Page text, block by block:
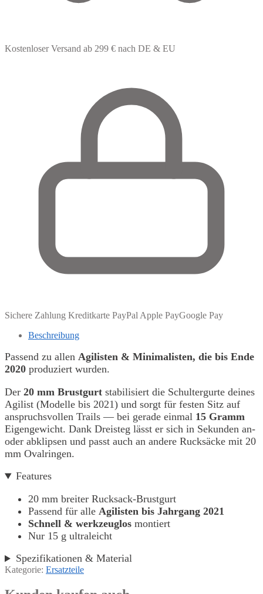
Kostenloser Versand ab 299 € nach DE & EU
Sichere Zahlung Kreditkarte PayPal Apple PayGoogle Pay
Beschreibung
Passend zu allen Agilisten & Minimalisten, die bis Ende
2020 produziert wurden.
Der 20 mm Brustgurt stabilisiert die Schultergurte deines
Agilist (Modelle bis 2021) und sorgt für festen Sitz auf
anspruchsvollen Trails — bei gerade einmal 15 Gramm
Eigengewicht. Dank Dreisteg lässt er sich in Sekunden an-
oder abklipsen und passt auch an andere Rucksäcke mit 20
mm Ovalringen.
Features
20 mm breiter Rucksack-Brustgurt
Passend für alle Agilisten bis Jahrgang 2021
Schnell & werkzeuglos montiert
Nur 15 g ultraleicht
Spezifikationen & Material
Kategorie: Ersatzteile